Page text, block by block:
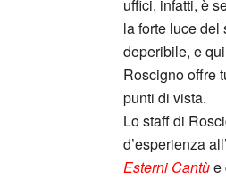
uffici, infatti, è
la forte luce del
deperibile, e
Roscigno offre
punti di vista.
Lo staff di
d’esperienza
Esterni Cantùe